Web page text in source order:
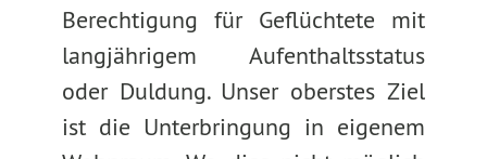
Berechtigung für Geflüchtete mit
langjährigem Aufenthaltsstatus
oder Duldung. Unser oberstes Ziel
ist die Unterbringung in eigenem